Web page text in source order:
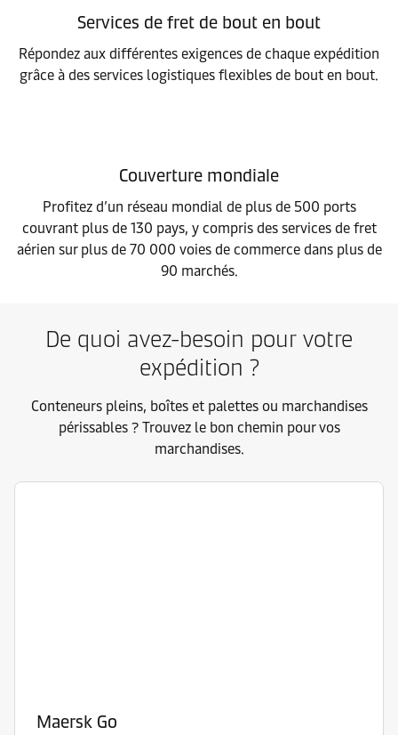
Services de fret de bout en bout
Répondez aux différentes exigences de chaque expédition
grâce à des services logistiques flexibles de bout en bout.
Couverture mondiale
Profitez d’un réseau mondial de plus de 500 ports
couvrant plus de 130 pays, y compris des services de fret
aérien sur plus de 70 000 voies de commerce dans plus de
90 marchés.
De quoi avez-besoin pour votre
expédition ?
Conteneurs pleins, boîtes et palettes ou marchandises
périssables ? Trouvez le bon chemin pour vos
marchandises.
Maersk Go